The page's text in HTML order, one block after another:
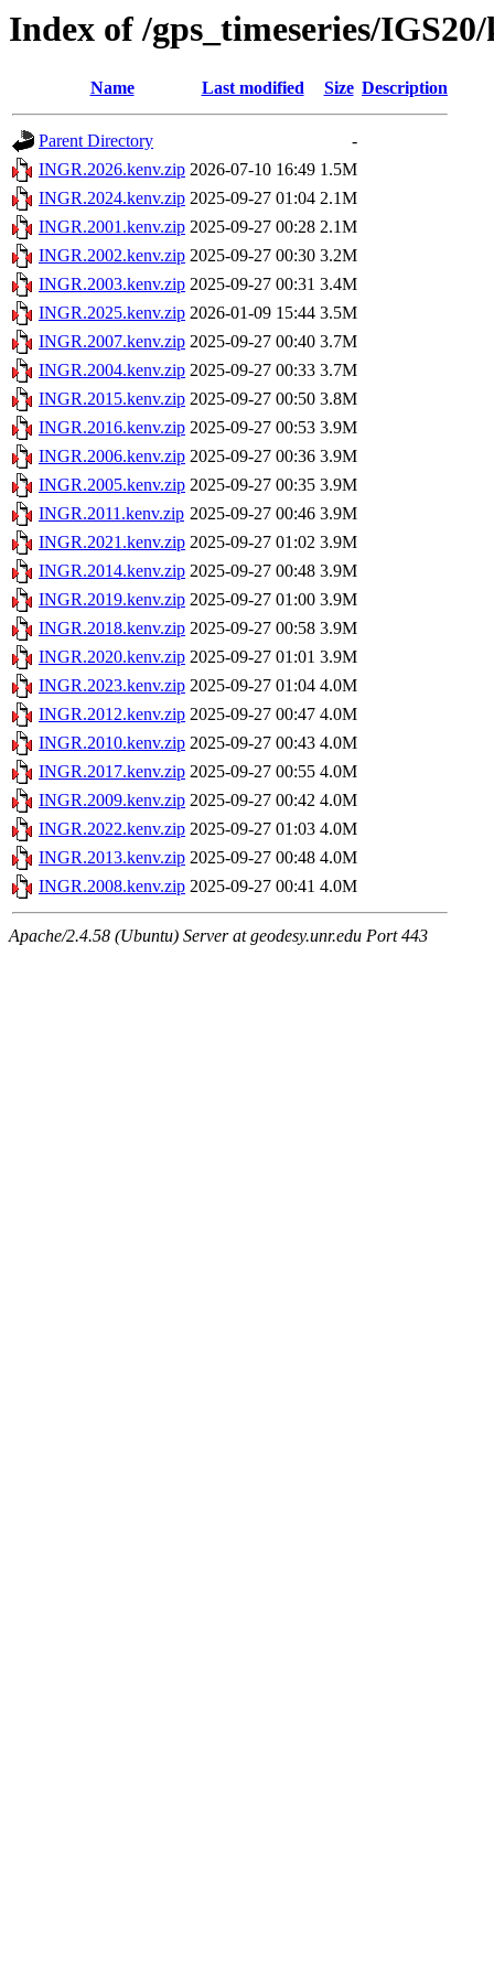
Index of /gps_timeseries/
Name Last modified Size Description
Parent Directory
-
INGR.2026.kenv.zip 2026-07-10 16:49 1.5M
INGR.2024.kenv.zip 2025-09-27 01:04 2.1M
INGR.2001.kenv.zip 2025-09-27 00:28 2.1M
INGR.2002.kenv.zip 2025-09-27 00:30 3.2M
INGR.2003.kenv.zip 2025-09-27 00:31 3.4M
INGR.2025.kenv.zip 2026-01-09 15:44 3.5M
INGR.2007.kenv.zip 2025-09-27 00:40 3.7M
INGR.2004.kenv.zip 2025-09-27 00:33 3.7M
INGR.2015.kenv.zip 2025-09-27 00:50 3.8M
INGR.2016.kenv.zip 2025-09-27 00:53 3.9M
INGR.2006.kenv.zip 2025-09-27 00:36 3.9M
INGR.2005.kenv.zip 2025-09-27 00:35 3.9M
INGR.2011.kenv.zip 2025-09-27 00:46 3.9M
INGR.2021.kenv.zip 2025-09-27 01:02 3.9M
INGR.2014.kenv.zip 2025-09-27 00:48 3.9M
INGR.2019.kenv.zip 2025-09-27 01:00 3.9M
INGR.2018.kenv.zip 2025-09-27 00:58 3.9M
INGR.2020.kenv.zip 2025-09-27 01:01 3.9M
INGR.2023.kenv.zip 2025-09-27 01:04 4.0M
INGR.2012.kenv.zip 2025-09-27 00:47 4.0M
INGR.2010.kenv.zip 2025-09-27 00:43 4.0M
INGR.2017.kenv.zip 2025-09-27 00:55 4.0M
INGR.2009.kenv.zip 2025-09-27 00:42 4.0M
INGR.2022.kenv.zip 2025-09-27 01:03 4.0M
INGR.2013.kenv.zip 2025-09-27 00:48 4.0M
INGR.2008.kenv.zip 2025-09-27 00:41 4.0M
Apache/2.4.58 (Ubuntu) Server at geodesy.unr.edu Port 443